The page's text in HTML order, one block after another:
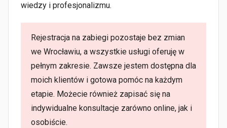
wiedzy i profesjonalizmu.
Rejestracja na zabiegi pozostaje bez zmian
we Wrocławiu, a wszystkie usługi oferuję w
pełnym zakresie. Zawsze jestem dostępna dla
moich klientów i gotowa pomóc na każdym
etapie. Możecie również zapisać się na
indywidualne konsultacje zarówno online, jak i
osobiście.